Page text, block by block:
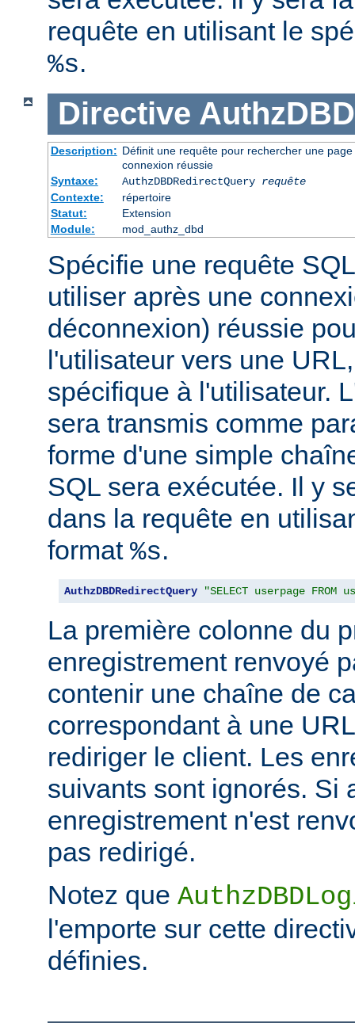
requête en utilisant le
%s.
Directive
Description: Définit une requête pour rechercher une
connexion réussie
Syntaxe:
AuthzDBDRedirectQuery requête
Contexte:
répertoire
Statut:
Extension
Module:
mod_authz_dbd
Spécifie une requête
utiliser après une
déconnexion) réussie
l'utilisateur vers une
spécifique à l'utilisateur.
sera transmis comme
forme d'une simple
SQL sera exécutée. Il y
dans la requête en
format %s.
AuthzDBDRedirectQuery "SELECT userpage FROM
La première colonne du
enregistrement renvoyé
contenir une chaîne de
correspondant à une
rediriger le client. Les
suivants sont ignorés. Si
enregistrement n'est
pas redirigé.
Notez que
l'emporte sur cette
définies.